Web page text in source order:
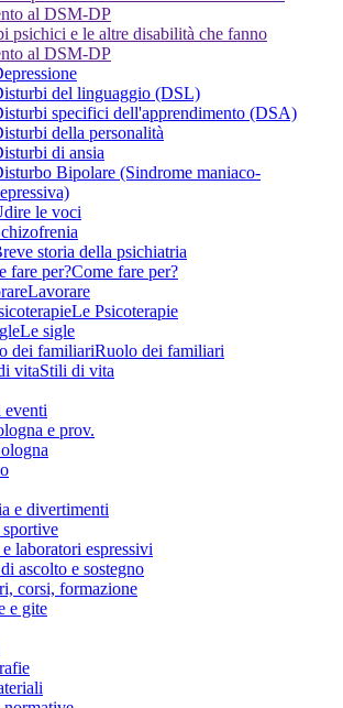
psichici e le altre disabilità che fanno
al DSM-DP
del linguaggio (DSL)
specifici dell'apprendimento (DSA)
della personalità
di ansia
Bipolare (Sindrome maniaco-
le voci
storia della psichiatria
Come fare per?
Lavorare
Le Psicoterapie
Le sigle
Ruolo dei familiari
Stili di vita
e prov.
e divertimenti
laboratori espressivi
ascolto e sostegno
corsi, formazione
e gite